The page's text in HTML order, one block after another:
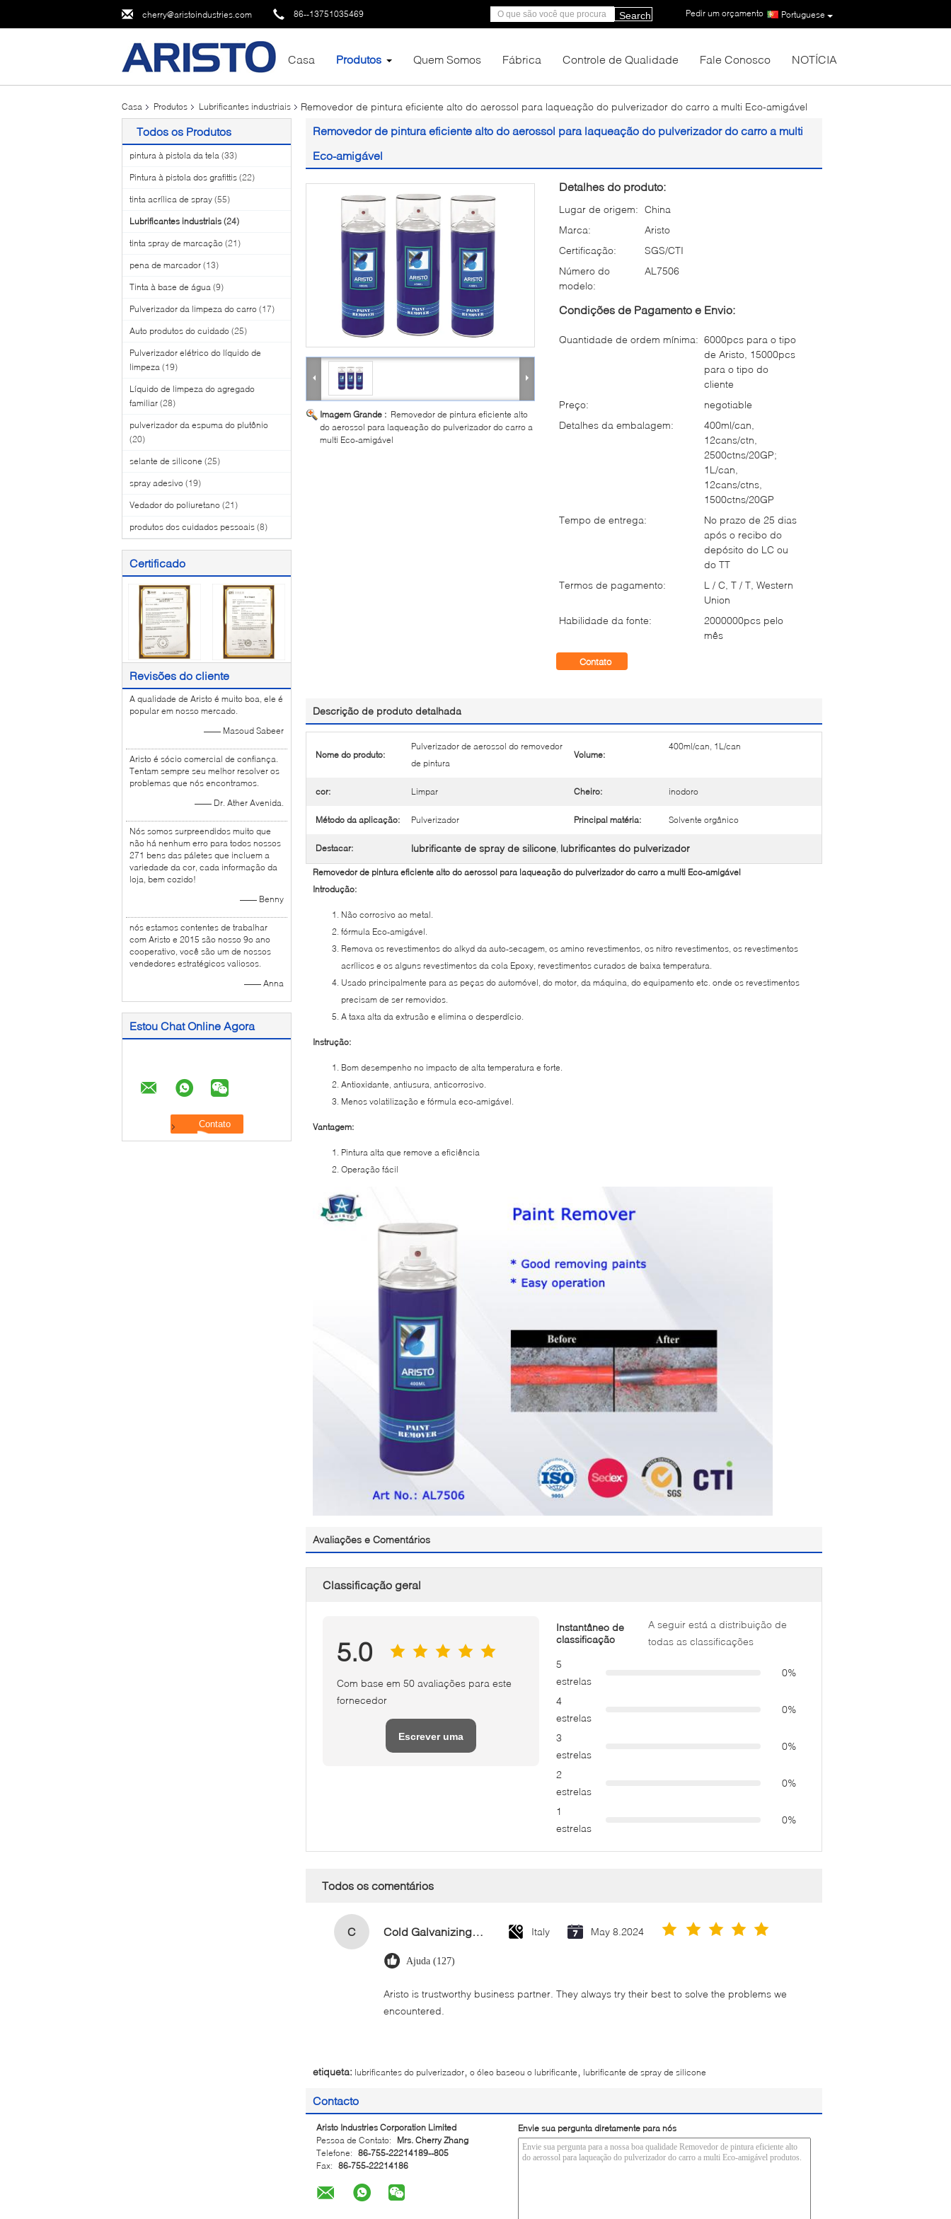
cherry@aristoindustries.com 86--13751035469 Portuguese
Pedir um orçamento |
Search
Casa Produtos Quem Somos Fábrica Controle de Qualidade Fale Conosco NOTÍCIA
Casa Produtos Lubrificantes industriais Removedor de pintura eficiente alto do aerossol para laqueação do pulverizador do carro a multi Eco-amigável
Todos os Produtos
pintura à pistola da tela (33)
Pintura à pistola dos grafittis (22)
tinta acrílica de spray (55)
Lubrificantes industriais (24)
tinta spray de marcação (21)
pena de marcador (13)
Tinta à base de água (9)
Pulverizador da limpeza do carro (17)
Auto produtos do cuidado (25)
Pulverizador elétrico do líquido de
limpeza (19)
Líquido de limpeza do agregado
familiar (28)
pulverizador da espuma do plutônio
(20)
selante de silicone (25)
spray adesivo (19)
Vedador do poliuretano (21)
produtos dos cuidados pessoais (8)
Certificado
Revisões do cliente
A qualidade de Aristo é muito boa, ele é
popular em nosso mercado.
—— Masoud Sabeer
Aristo é sócio comercial de confiança.
Tentam sempre seu melhor resolver os
problemas que nós encontramos.
—— Dr. Ather Avenida.
Nós somos surpreendidos muito que
não há nenhum erro para todos nossos
271 bens das páletes que incluem a
variedade da cor, cada informação da
loja, bem cozido!
—— Benny
nós estamos contentes de trabalhar
com Aristo e 2015 são nosso 9o ano
cooperativo, você são um de nossos
vendedores estratégicos valiosos.
—— Anna
Estou Chat Online Agora
Removedor de pintura eficiente alto do aerossol para laqueação do pulverizador do carro a multi
Eco-amigável
Imagem Grande : Removedor de pintura eficiente alto
do aerossol para laqueação do pulverizador do carro a
multi Eco-amigável
Detalhes do produto:
Lugar de origem: China
Marca:
Aristo
Certificação:
SGS/CTI
Número do
modelo:
AL7506
Condições de Pagamento e Envio:
Quantidade de ordem mínima: 6000pcs para o tipo
de Aristo, 15000pcs
para o tipo do
cliente
Preço:
negotiable
Detalhes da embalagem:
400ml/can,
12cans/ctn,
2500ctns/20GP;
1L/can,
12cans/ctns,
1500ctns/20GP
Tempo de entrega:
No prazo de 25 dias
após o recibo do
depósito do LC ou
do TT
Termos de pagamento:
L / C, T / T, Western
Union
Habilidade da fonte:
2000000pcs pelo
mês
Contato
Descrição de produto detalhada
Nome do produto:
Pulverizador de aerossol do removedor
de pintura
Volume:
400ml/can, 1L/can
cor: Limpar Cheiro: inodoro
Método da aplicação: Pulverizador Principal matéria: Solvente orgânico
Destacar: lubrificante de spray de silicone, lubrificantes do pulverizador
Removedor de pintura eficiente alto do aerossol para laqueação do pulverizador do carro a multi Eco-amigável
Introdução:
Não corrosivo ao metal.
fórmula Eco-amigável.
Remova os revestimentos do alkyd da auto-secagem, os amino revestimentos, os nitro revestimentos, os revestimentos
acrílicos e os alguns revestimentos da cola Epoxy, revestimentos curados de baixa temperatura.
Usado principalmente para as peças do automóvel, do motor, da máquina, do equipamento etc. onde os revestimentos
precisam de ser removidos.
A taxa alta da extrusão e elimina o desperdício.
Instrução:
Bom desempenho no impacto de alta temperatura e forte.
Antioxidante, antiusura, anticorrosivo.
Menos volatilização e fórmula eco-amigável.
Vantagem:
Pintura alta que remove a eficiência
Operação fácil
Avaliações e Comentários
Classificação geral
5.0
Com base em 50 avaliações para este
fornecedor
Escrever uma
Instantâneo de
classificação
A seguir está a distribuição de
todas as classificações
5
estrelas
0%
4
estrelas
0%
3
estrelas
0%
2
estrelas
0%
1
estrelas
0%
Todos os comentários
C Italy May 8.2024
Ajuda (127)
Aristo is trustworthy business partner. They always try their best to solve the problems we
encountered.
etiqueta: lubrificantes do pulverizador o óleo baseou o lubrificante lubrificante de spray de silicone
Contacto
Aristo Industries Corporation Limited
Pessoa de Contato:
Mrs. Cherry Zhang
Telefone: 86-755-22214189--805
Fax: 86-755-22214186
Envie sua pergunta diretamente para nós